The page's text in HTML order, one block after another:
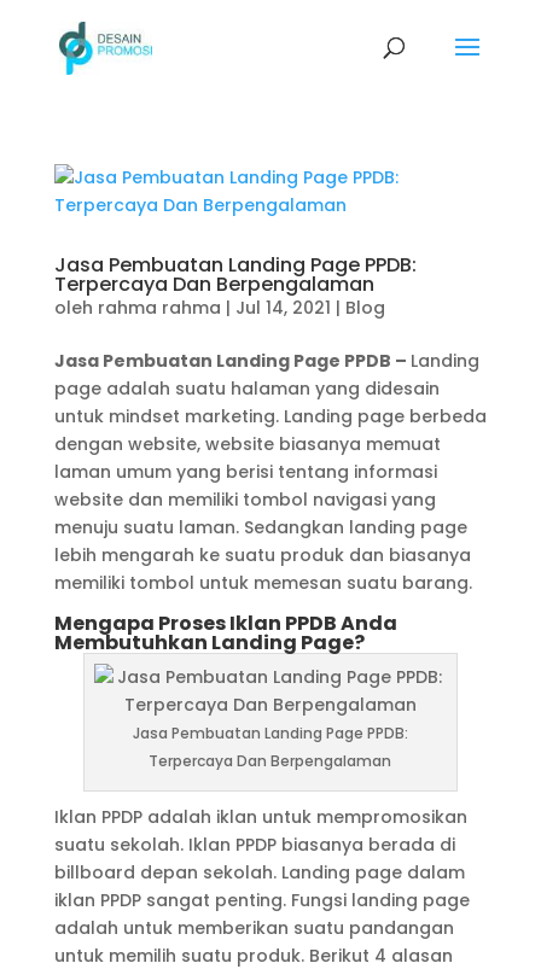
Jasa Pembuatan Landing Page PPDB:
Terpercaya Dan Berpengalaman
oleh rahma rahma | Jul 14, 2021 | Blog
Jasa Pembuatan Landing Page PPDB – Landing
page adalah suatu halaman yang didesain
untuk mindset marketing. Landing page berbeda
dengan website, website biasanya memuat
laman umum yang berisi tentang informasi
website dan memiliki tombol navigasi yang
menuju suatu laman. Sedangkan landing page
lebih mengarah ke suatu produk dan biasanya
memiliki tombol untuk memesan suatu barang.
Mengapa Proses Iklan PPDB Anda
Membutuhkan Landing Page?
Jasa Pembuatan Landing Page PPDB:
Terpercaya Dan Berpengalaman
Iklan PPDP adalah iklan untuk mempromosikan
suatu sekolah. Iklan PPDP biasanya berada di
billboard depan sekolah. Landing page dalam
iklan PPDP sangat penting. Fungsi landing page
adalah untuk memberikan suatu pandangan
untuk memilih suatu produk. Berikut 4 alasan